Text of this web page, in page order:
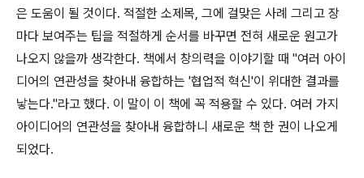
은 도움이 될 것이다. 적절한 소제목, 그에 걸맞은 사례 그리고 장
마다 보여주는 팁을 적절하게 순서를 바꾸면 전혀 새로운 원고가
나오지 않을까 생각한다. 책에서 창의력을 이야기할 때 "여러 아이
디어의 연관성을 찾아내 융합하는 '협업적 혁신'이 위대한 결과를
낳는다."라고 했다. 이 말이 이 책에 꼭 적용할 수 있다. 여러 가지
아이디어의 연관성을 찾아내 융합하니 새로운 책 한 권이 나오게
되었다.